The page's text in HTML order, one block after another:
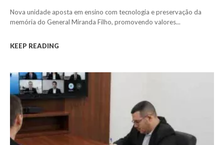
Nova unidade aposta em ensino com tecnologia e preservação da
memória do General Miranda Filho, promovendo valores...
KEEP READING